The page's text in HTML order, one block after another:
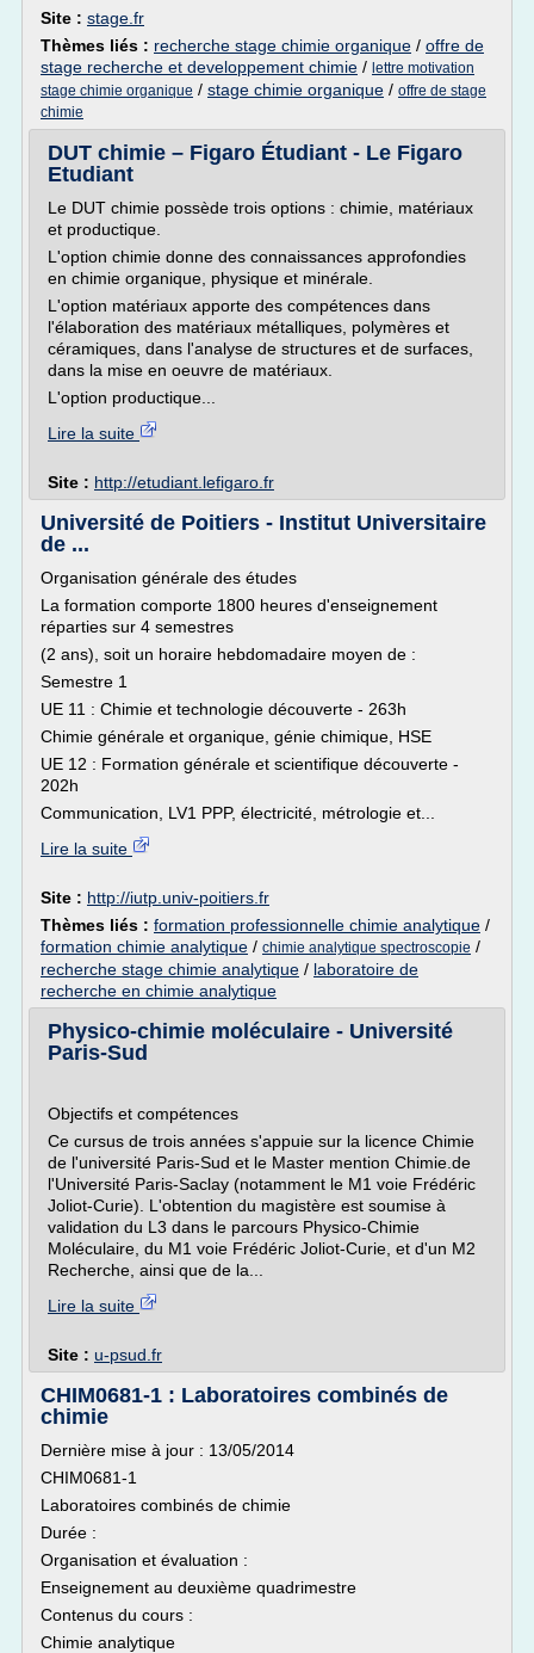
Site : stage.fr
Thèmes liés : recherche stage chimie organique / offre de
stage recherche et developpement chimie / lettre motivation
stage chimie organique / stage chimie organique / offre de stage
chimie
DUT chimie – Figaro Étudiant - Le Figaro
Etudiant
Le DUT chimie possède trois options : chimie, matériaux
et productique.
L'option chimie donne des connaissances approfondies
en chimie organique, physique et minérale.
L'option matériaux apporte des compétences dans
l'élaboration des matériaux métalliques, polymères et
céramiques, dans l'analyse de structures et de surfaces,
dans la mise en oeuvre de matériaux.
L'option productique...
Lire la suite
Site : http://etudiant.lefigaro.fr
Université de Poitiers - Institut Universitaire
de ...
Organisation générale des études
La formation comporte 1800 heures d'enseignement
réparties sur 4 semestres
(2 ans), soit un horaire hebdomadaire moyen de :
Semestre 1
UE 11 : Chimie et technologie découverte - 263h
Chimie générale et organique, génie chimique, HSE
UE 12 : Formation générale et scientifique découverte -
202h
Communication, LV1 PPP, électricité, métrologie et...
Lire la suite
Site : http://iutp.univ-poitiers.fr
Thèmes liés : formation professionnelle chimie analytique /
formation chimie analytique / chimie analytique spectroscopie /
recherche stage chimie analytique / laboratoire de
recherche en chimie analytique
Physico-chimie moléculaire - Université
Paris-Sud
Objectifs et compétences
Ce cursus de trois années s'appuie sur la licence Chimie
de l'université Paris-Sud et le Master mention Chimie.de
l'Université Paris-Saclay (notamment le M1 voie Frédéric
Joliot-Curie). L'obtention du magistère est soumise à
validation du L3 dans le parcours Physico-Chimie
Moléculaire, du M1 voie Frédéric Joliot-Curie, et d'un M2
Recherche, ainsi que de la...
Lire la suite
Site : u-psud.fr
CHIM0681-1 : Laboratoires combinés de
chimie
Dernière mise à jour : 13/05/2014
CHIM0681-1
Laboratoires combinés de chimie
Durée :
Organisation et évaluation :
Enseignement au deuxième quadrimestre
Contenus du cours :
Chimie analytique